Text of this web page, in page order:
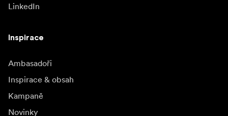
LinkedIn
Inspirace
Ambasadoři
Inspirace & obsah
Kampaně
Novinky